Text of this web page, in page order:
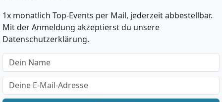
1x monatlich Top-Events per Mail, jederzeit abbestellbar.
Mit der Anmeldung akzeptierst du unsere
Datenschutzerklärung.